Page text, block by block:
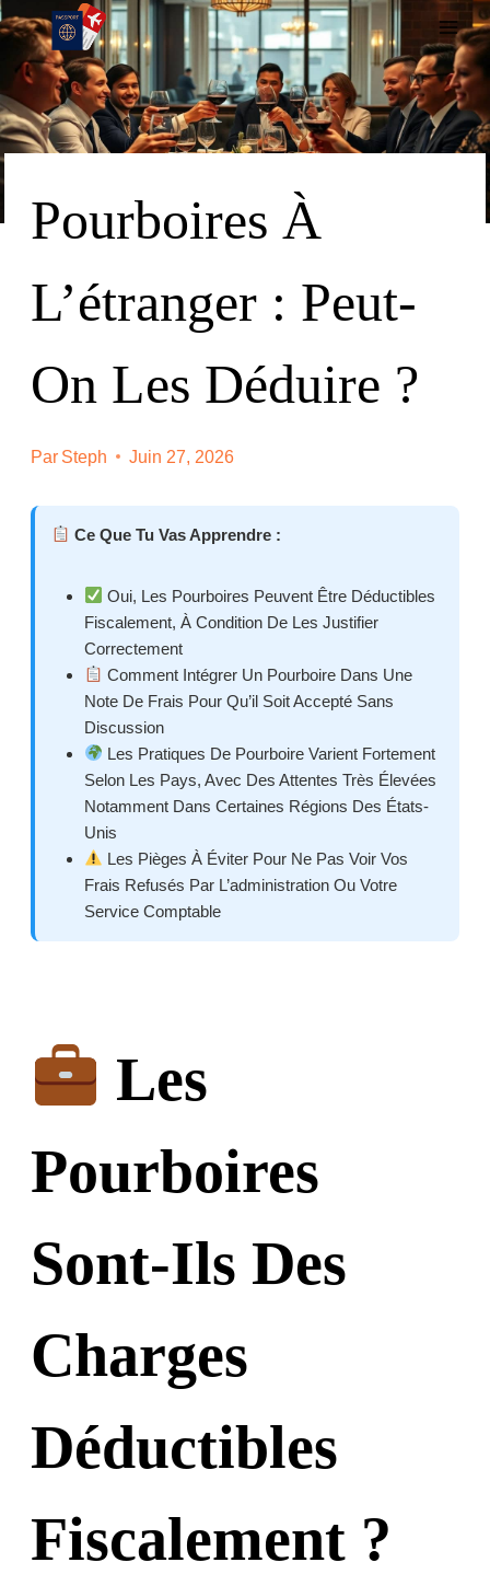
Skip
To
Content
Pourboires À
L’étranger : Peut-
On Les Déduire ?
Par Steph Juin 27, 2026
Ce Que Tu Vas Apprendre :
Oui, Les Pourboires Peuvent Être Déductibles
Fiscalement, À Condition De Les Justifier
Correctement
Comment Intégrer Un Pourboire Dans Une
Note De Frais Pour Qu’il Soit Accepté Sans
Discussion
Les Pratiques De Pourboire Varient Fortement
Selon Les Pays, Avec Des Attentes Très Élevées
Notamment Dans Certaines Régions Des États-
Unis
Les Pièges À Éviter Pour Ne Pas Voir Vos
Frais Refusés Par L’administration Ou Votre
Service Comptable
Les
Pourboires
Sont-Ils Des
Charges
Déductibles
Fiscalement ?